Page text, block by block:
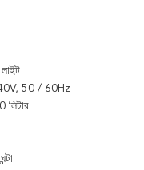
50 / 60Hz
লিটার